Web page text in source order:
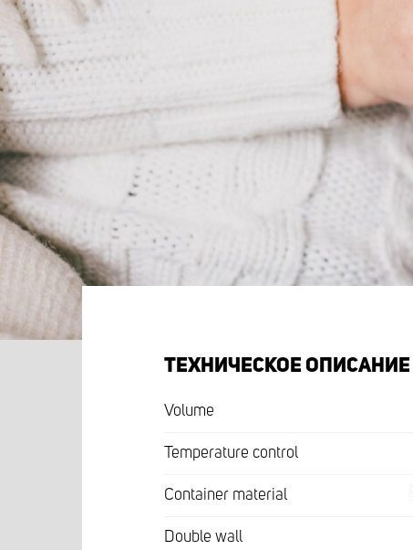
ТЕХНИЧЕСКОЕ ОПИСАНИЕ
Volume
Temperature control
Container material
Double wall